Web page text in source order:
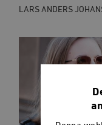
LARS ANDERS